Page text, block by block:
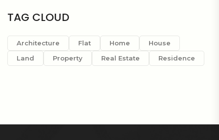
TAG CLOUD
Architecture Flat Home
House
Land
Property Real Estate Residence